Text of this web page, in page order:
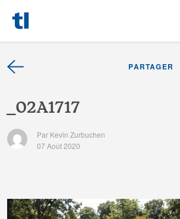
PARTAGER
02A1717
Par Kevin Zurbuchen
07 Août 2020